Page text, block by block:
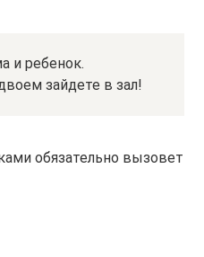
и ребенок.
зайдете в зал!
обязательно вызовет